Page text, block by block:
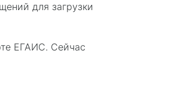
для загрузки
ЕГАИС. Сейчас